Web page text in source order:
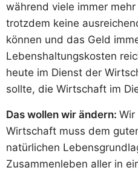
während viele immer
trotzdem keine
können und das Geld
Lebenshaltungskosten
heute im Dienst der
sollte, die Wirtschaft im
Das wollen wir ändern: Wir
Wirtschaft muss dem
natürlichen
Zusammenleben aller in